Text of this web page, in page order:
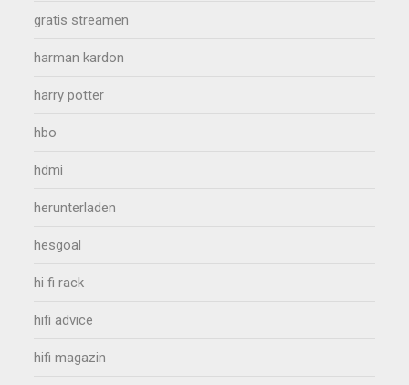
gratis streamen
harman kardon
harry potter
hbo
hdmi
herunterladen
hesgoal
hi fi rack
hifi advice
hifi magazin